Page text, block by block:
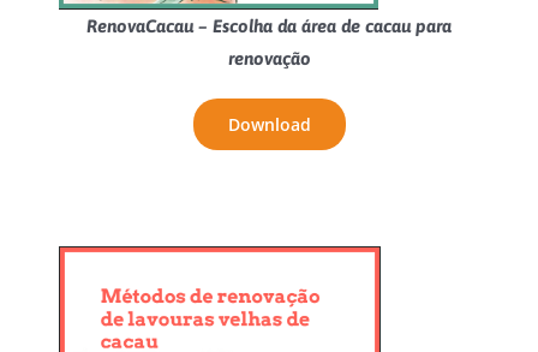
RenovaCacau – Escolha da área de cacau para
renovação
Download